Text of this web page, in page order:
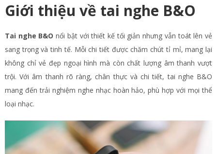
Giới thiệu về tai nghe B&O
Tai nghe B&O nổi bật với thiết kế tối giản nhưng vẫn toát lên vẻ
sang trọng và tinh tế. Mỗi chi tiết được chăm chút tỉ mỉ, mang lại
không chỉ vẻ đẹp ngoại hình mà còn chất lượng âm thanh vượt
trội. Với âm thanh rõ ràng, chân thực và chi tiết, tai nghe B&O
mang đến trải nghiệm nghe nhạc hoàn hảo, phù hợp với mọi thể
loại nhạc.